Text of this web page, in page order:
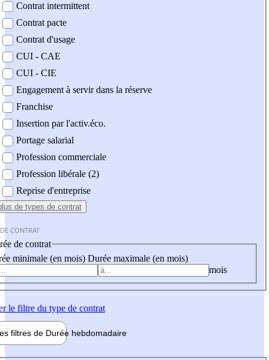
Contrat intermittent
Contrat pacte
Contrat d'usage
CUI - CAE
CUI - CIE
Engagement à servir dans la réserve
Franchise
Insertion par l'activ.éco.
Portage salarial
Profession commerciale
Profession libérale (2)
Reprise d'entreprise
de types de contrat
CONTRAT
de contrat
minimale (en mois) Durée maximale (en mois)
mois
le filtre du type de contrat
filtres de Durée hebdomadaire